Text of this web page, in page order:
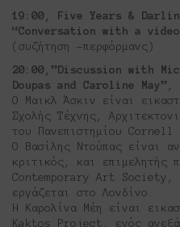
19:00, Five Years &
“Conversation with a
(συζήτηση -περφόρμανς)
20:00,”Discussion with
Doupas and Caroline May”
Ο Μαικλ Άσκιν είναι
Σχολής Τέχνης,
του Πανεπιστημίου Cornell
Ο Βασίλης Ντούπας είναι
κριτικός, και επιμελητής
Contemporary Art Society,
εργάζεται στο Λονδίνο.
Η Καρολίνα Μέη είναι
Kaktos Project, ενός